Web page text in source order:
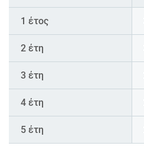
1 έτος
2 έτη
3 έτη
4 έτη
5 έτη